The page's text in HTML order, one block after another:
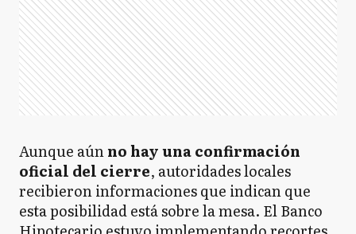
Aunque aúnno hay una confirmación
oficial del cierre, autoridades locales
recibieron informaciones que indican que
esta posibilidad está sobre la mesa. El Banco